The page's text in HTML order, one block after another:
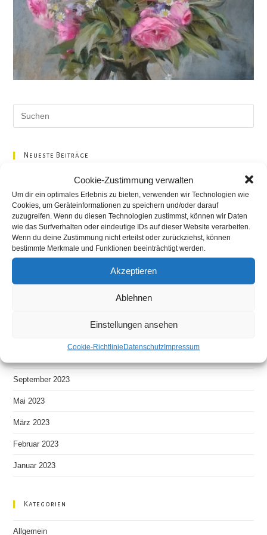
Cookie-Zustimmung verwalten
Um dir ein optimales Erlebnis zu bieten, verwenden wir Technologien wie
Cookies, um Geräteinformationen zu speichern und/oder darauf
zuzugreifen. Wenn du diesen Technologien zustimmst, können wir Daten
wie das Surfverhalten oder eindeutige IDs auf dieser Website verarbeiten.
Wenn du deine Zustimmung nicht erteilst oder zurückziehst, können
bestimmte Merkmale und Funktionen beeinträchtigt werden.
Akzeptieren
Ablehnen
Einstellungen ansehen
Cookie-RichtlinieDatenschutzImpressum
Neueste Beiträge
Aktuelle Hochzeitsmessen
Kunst offen in Sachsen
Ausstellung Restaurant Grünschnabel
Primavera, ein neuer Anfang – Ausstellungseröffnung am
kommenden Mittwoch in Dresden!!
Rückblick auf die Hochzeitsmesse 2023 in Chemnitz
Neueste Kommentare
September 2023
Mai 2023
März 2023
Februar 2023
Januar 2023
Kategorien
Allgemein